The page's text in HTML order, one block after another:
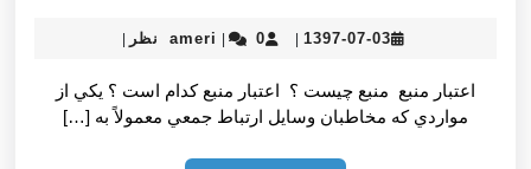
1397-07-03
1397-
03
|
ameri
ameri | 0 نظر |
اعتبار منبع منبع چيست ؟ اعتبار منبع كدام است ؟ يكي از
مواردي كه مخاطبان وسايل ارتباط جمعي معمولاً به […]